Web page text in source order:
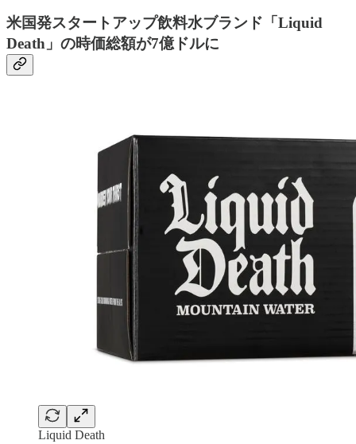
米国発スタートアップ飲料水ブランド「Liquid
Death」の時価総額が7億ドルに
Liquid Death